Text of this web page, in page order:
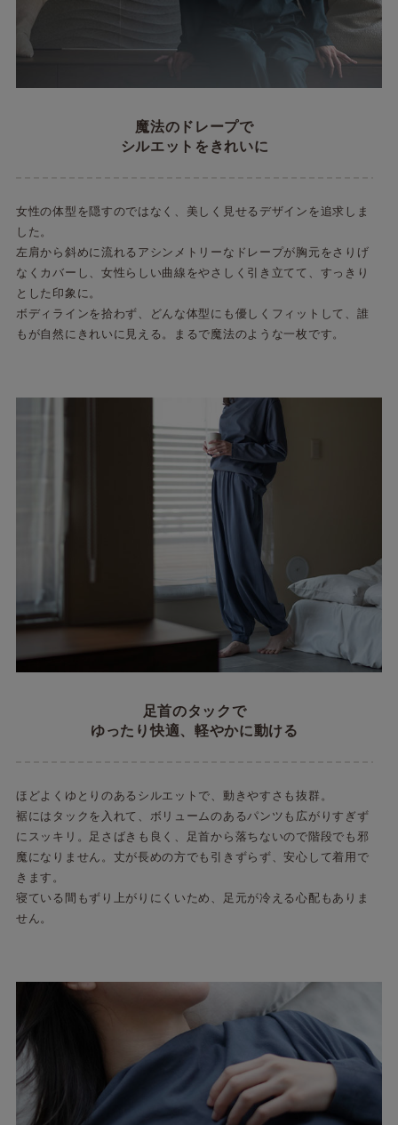
魔法のドレープで
シルエットをきれいに
女性の体型を隠すのではなく、美しく見せるデザインを追求しま
した。
左肩から斜めに流れるアシンメトリーなドレープが胸元をさりげ
なくカバーし、女性らしい曲線をやさしく引き立てて、すっきり
とした印象に。
ボディラインを拾わず、どんな体型にも優しくフィットして、誰
もが自然にきれいに見える。まるで魔法のような一枚です。
足首のタックで
ゆったり快適、軽やかに動ける
ほどよくゆとりのあるシルエットで、動きやすさも抜群。
裾にはタックを入れて、ボリュームのあるパンツも広がりすぎず
にスッキリ。足さばきも良く、足首から落ちないので階段でも邪
魔になりません。丈が長めの方でも引きずらず、安心して着用で
きます。
寝ている間もずり上がりにくいため、足元が冷える心配もありま
せん。